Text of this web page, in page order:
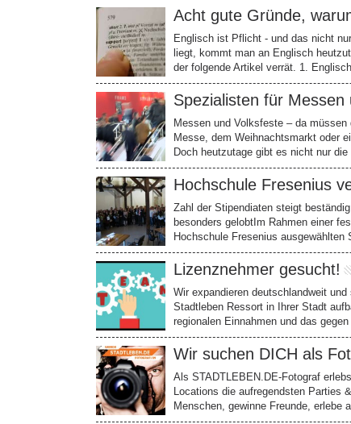
Acht gute Gründe,
Englisch ist Pflicht - und das nicht
liegt, kommt man an Englisch
der folgende Artikel verrät. 1.
Spezialisten für Messen
Messen und Volksfeste – da
Messe, dem Weihnachtsmarkt oder
Doch heutzutage gibt es nicht nur
Hochschule Fresenius
Zahl der Stipendiaten steigt
besonders gelobtIm Rahmen einer
Hochschule Fresenius
Lizenznehmer gesucht!
Wir expandieren deutschlandweit
Stadtleben Ressort in Ihrer Stadt
regionalen Einnahmen und das
Wir suchen DICH als
Als STADTLEBEN.DE-Fotograf
Locations die aufregendsten Parties
Menschen, gewinne Freunde,